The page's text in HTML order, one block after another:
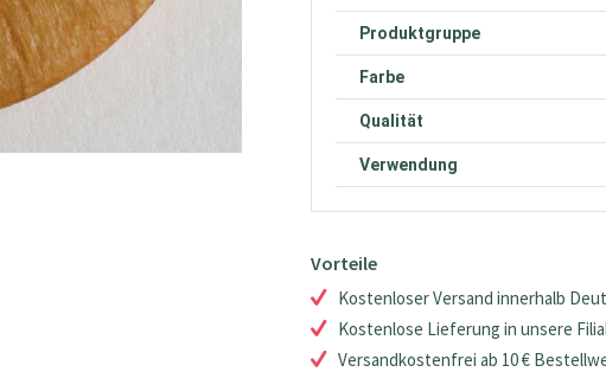
Produktgruppe
Farbe
Qualität
Verwendung
Vorteile
Kostenloser Versand innerhalb
Kostenlose Lieferung in unsere
Versandkostenfrei ab 10 €